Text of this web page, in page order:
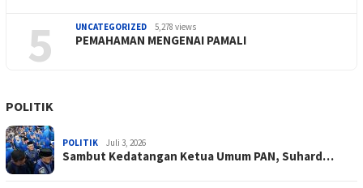
5 UNCATEGORIZED 5,278 views
PEMAHAMAN MENGENAI PAMALI
POLITIK
POLITIK Juli 3, 2026
Sambut Kedatangan Ketua Umum PAN, Suhard…